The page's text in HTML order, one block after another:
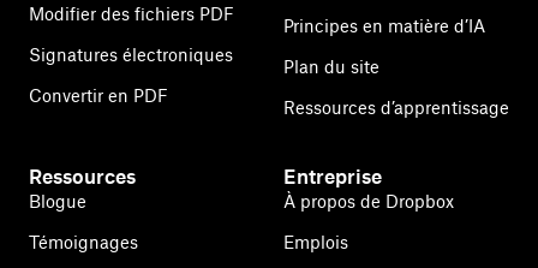
Modifier des fichiers PDF
Signatures électroniques
Convertir en PDF
Principes en matière d’IA
Plan du site
Ressources d’apprentissage
Ressources
Blogue
Témoignages
Entreprise
À propos de Dropbox
Emplois